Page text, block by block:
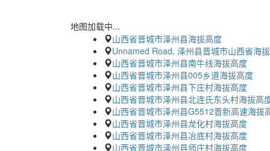
地图加载中...
山西省晋城市泽州县海拔高度
Unnamed Road, 泽州县晋城市山西省海
山西省晋城市泽州县南牛线海拔高度
山西省晋城市泽州县005乡道海拔高度
山西省晋城市泽州县下庄村海拔高度
山西省晋城市泽州县北连氏东头村海拔高
山西省晋城市泽州县G5512晋新高速海拔
山西省晋城市泽州县龙化村海拔高度
山西省晋城市泽州县冶底村海拔高度
山西省晋城市泽州县师庄村海拔高度